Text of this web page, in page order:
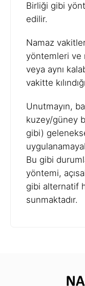
Birliği gibi
edilir.
Namaz
yöntemleri ve
veya aynı
vakitte
Unutmayın,
kuzey/güney
gibi)
Bu gibi
yöntemi,
gibi alternatif
sunmaktadır.